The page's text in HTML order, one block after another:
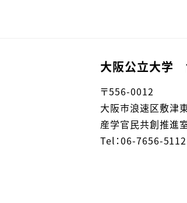
大阪公立大学
〒556-0012
大阪市浪速区敷津
産学官民共創推進
Tel：06-7656-5112